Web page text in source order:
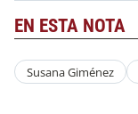
EN ESTA NOTA
Susana Giménez